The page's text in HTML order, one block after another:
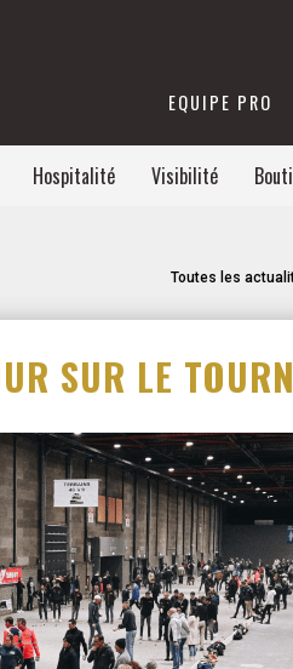
EQUIPE PRO
Hospitalité Visibilité
Toutes les
SUR LE